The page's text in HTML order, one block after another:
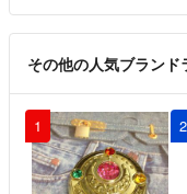
その他の人気ブランド
1 2